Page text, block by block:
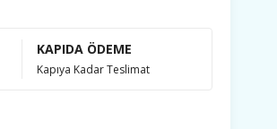
KAPIDA ÖDEME
Kapıya Kadar Teslimat